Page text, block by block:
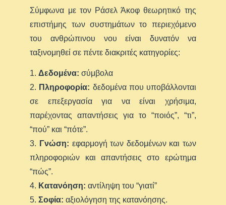
Σύμφωνα με τον Ράσελ Άκοφ θεωρητικό της
επιστήμης των συστημάτων το περιεχόμενο
του ανθρώπινου νου είναι δυνατόν να
ταξινομηθεί σε πέντε διακριτές κατηγορίες:
1.Δεδομένα:σύμβολα
2. Πληροφορία: δεδομένα που υποβάλλονται
σε επεξεργασία για να είναι χρήσιμα,
παρέχοντας απαντήσεις για το “ποιός”, “τι”,
“πού” και “πότε”.
3. Γνώση: εφαρμογή των δεδομένων και των
πληροφοριών και απαντήσεις στο ερώτημα
“πώς”.
4. Κατανόηση:αντίληψη του “γιατί”
5.Σοφία:αξιολόγηση της κατανόησης.